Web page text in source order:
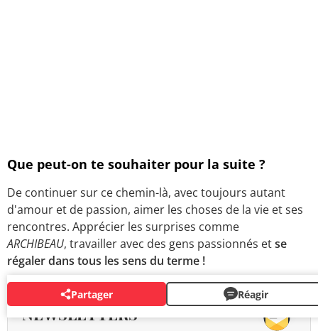
Que peut-on te souhaiter pour la suite ?
De continuer sur ce chemin-là, avec toujours autant
d'amour et de passion, aimer les choses de la vie et ses
rencontres. Apprécier les surprises comme
ARCHIBEAU, travailler avec des gens passionnés etse
régaler dans tous les sens du terme !
Partager Réagir
NEWSLETTERS